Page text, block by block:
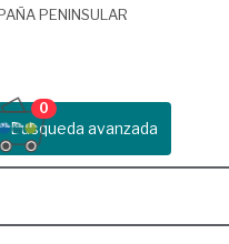
PENINSULAR
Busqueda avanzada
0